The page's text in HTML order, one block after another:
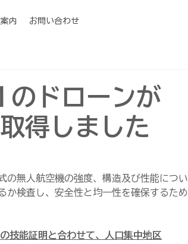
内 お問い合わせ
ドローンが
得しました
の無人航空機の強度、構造及び性能につい
か検査し、安全性と均一性を確保するため
技能証明と合わせて、人口集中地区